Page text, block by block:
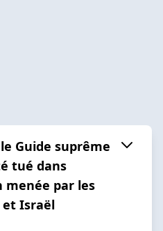
Guide suprême
tué dans
menée par les
et Israël